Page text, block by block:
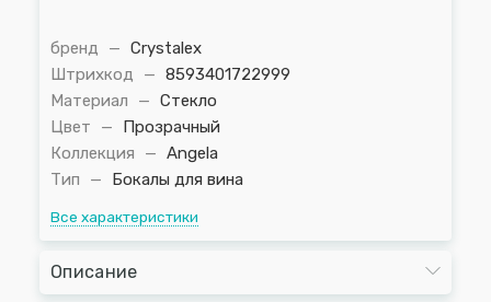
бренд — Crystalex
Штрихкод
— 8593401722999
Материал
— Стекло
Цвет
—
Прозрачный
Коллекция
— Angela
Тип
— Бокалы для вина
Все характеристики
Описание